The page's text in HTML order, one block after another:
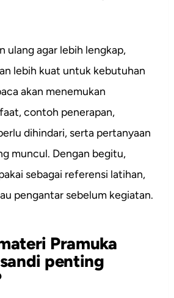
ulang agar lebih lengkap,
lebih kuat untuk kebutuhan
akan menemukan
contoh penerapan,
dihindari, serta pertanyaan
muncul. Dengan begitu,
sebagai referensi latihan,
pengantar sebelum kegiatan.
Pramuka
penting